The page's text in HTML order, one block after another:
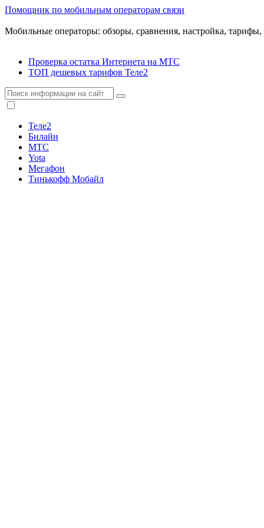
Помощник по мобильным операторам связи
Мобильные операторы: обзоры, сравнения, настройка,
Проверка остатка Интернета на МТС
ТОП дешевых тарифов Теле2
Теле2
Билайн
МТС
Yota
Мегафон
Тинькофф Мобайл